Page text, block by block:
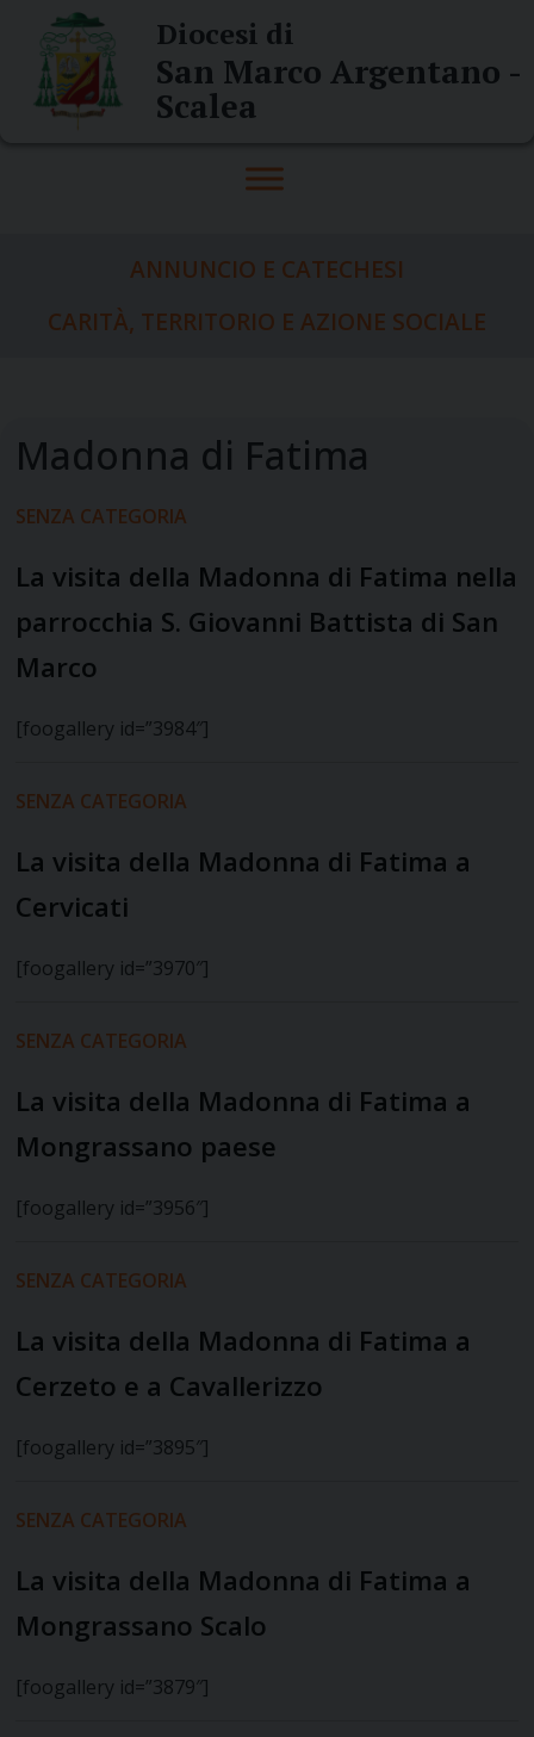
content
Diocesi di
San Marco Argentano -
Scalea
ANNUNCIO E CATECHESI
CARITÀ, TERRITORIO E AZIONE SOCIALE
SENZA CATEGORIA
La visita della Madonna di Fatima nella
parrocchia S. Giovanni Battista di San
Marco
[foogallery id=”3984″]
SENZA CATEGORIA
La visita della Madonna di Fatima a
Cervicati
[foogallery id=”3970″]
SENZA CATEGORIA
La visita della Madonna di Fatima a
Mongrassano paese
[foogallery id=”3956″]
SENZA CATEGORIA
La visita della Madonna di Fatima a
Cerzeto e a Cavallerizzo
[foogallery id=”3895″]
SENZA CATEGORIA
La visita della Madonna di Fatima a
Mongrassano Scalo
[foogallery id=”3879″]